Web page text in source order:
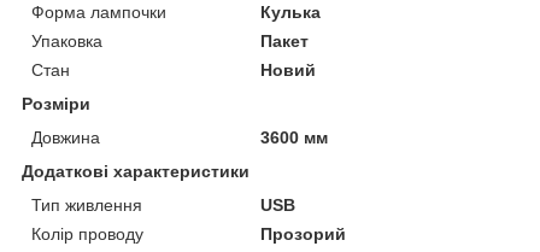
Форма лампочки
Кулька
Упаковка
Пакет
Стан
Новий
Розміри
Довжина
3600 мм
Додаткові характеристики
Тип живлення
USB
Колір проводу
Прозорий